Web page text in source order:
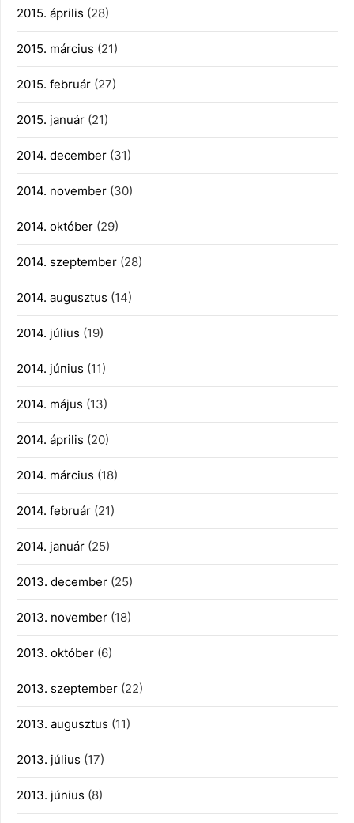
2015. április (28)
2015. március (21)
2015. február (27)
2015. január (21)
2014. december (31)
2014. november (30)
2014. október (29)
2014. szeptember (28)
2014. augusztus (14)
2014. július (19)
2014. június (11)
2014. május (13)
2014. április (20)
2014. március (18)
2014. február (21)
2014. január (25)
2013. december (25)
2013. november (18)
2013. október (6)
2013. szeptember (22)
2013. augusztus (11)
2013. július (17)
2013. június (8)